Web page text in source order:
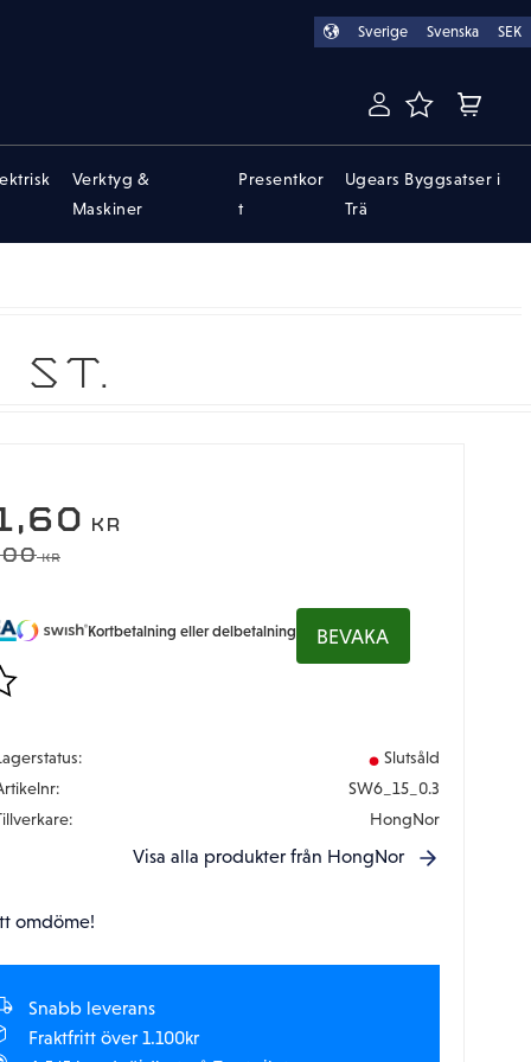
Sverige Svenska SEK
FAVORITER
Verktyg &
Maskiner
Presentkor
t
Ugears Byggsatser i
Trä
PRIS:
KR
PRIS:
KR
till i favoriter
Kortbetalning eller delbetalning BEVAKA
Slutsåld
SW6_15_0.3
HongNor
Visa alla produkter från HongNor
omdöme!
Snabb leverans
Fraktfritt över 1.100kr